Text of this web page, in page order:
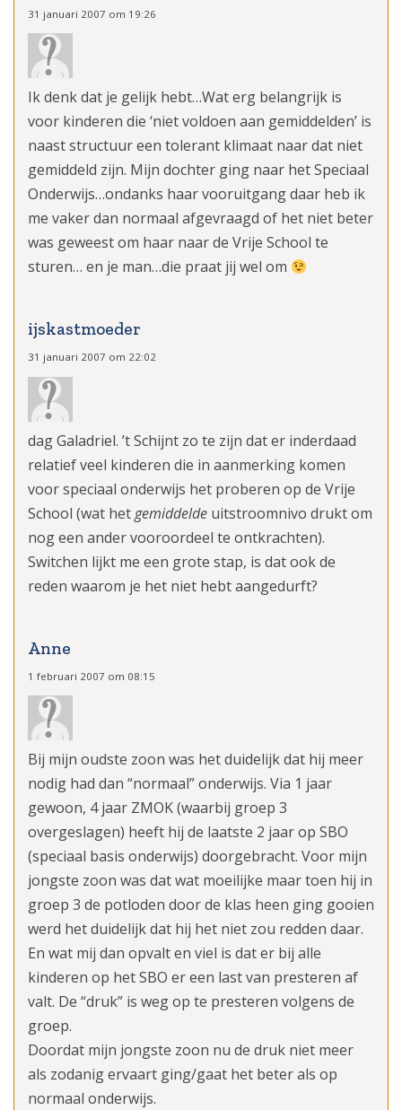
31 januari 2007 om 19:26
Ik denk dat je gelijk hebt…Wat erg belangrijk is
voor kinderen die ‘niet voldoen aan gemiddelden’ is
naast structuur een tolerant klimaat naar dat niet
gemiddeld zijn. Mijn dochter ging naar het Speciaal
Onderwijs…ondanks haar vooruitgang daar heb ik
me vaker dan normaal afgevraagd of het niet beter
was geweest om haar naar de Vrije School te
sturen… en je man…die praat jij wel om
ijskastmoeder
31 januari 2007 om 22:02
dag Galadriel. ’t Schijnt zo te zijn dat er inderdaad
relatief veel kinderen die in aanmerking komen
voor speciaal onderwijs het proberen op de Vrije
School (wat hetgemiddelde uitstroomnivo drukt om
nog een ander vooroordeel te ontkrachten).
Switchen lijkt me een grote stap, is dat ook de
reden waarom je het niet hebt aangedurft?
Anne
1 februari 2007 om 08:15
Bij mijn oudste zoon was het duidelijk dat hij meer
nodig had dan “normaal” onderwijs. Via 1 jaar
gewoon, 4 jaar ZMOK (waarbij groep 3
overgeslagen) heeft hij de laatste 2 jaar op SBO
(speciaal basis onderwijs) doorgebracht. Voor mijn
jongste zoon was dat wat moeilijke maar toen hij in
groep 3 de potloden door de klas heen ging gooien
werd het duidelijk dat hij het niet zou redden daar.
En wat mij dan opvalt en viel is dat er bij alle
kinderen op het SBO er een last van presteren af
valt. De “druk” is weg op te presteren volgens de
groep.
Doordat mijn jongste zoon nu de druk niet meer
als zodanig ervaart ging/gaat het beter als op
normaal onderwijs.